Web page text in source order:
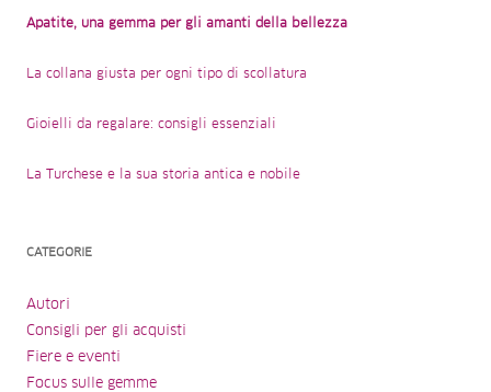
Apatite, una gemma per gli amanti della bellezza
La collana giusta per ogni tipo di scollatura
Gioielli da regalare: consigli essenziali
La Turchese e la sua storia antica e nobile
CATEGORIE
Autori
Consigli per gli acquisti
Fiere e eventi
Focus sulle gemme